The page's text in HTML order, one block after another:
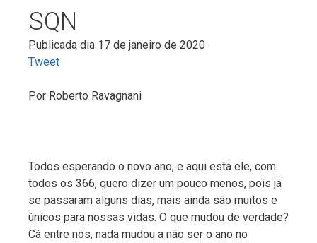
SQN
Publicada dia 17 de janeiro de 2020
Tweet
Por Roberto Ravagnani
Todos esperando o novo ano, e aqui está ele, com
todos os 366, quero dizer um pouco menos, pois já
se passaram alguns dias, mais ainda são muitos e
únicos para nossas vidas. O que mudou de verdade?
Cá entre nós, nada mudou a não ser o ano no